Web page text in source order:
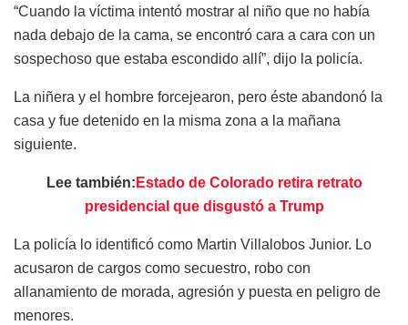
“Cuando la víctima intentó mostrar al niño que no había
nada debajo de la cama, se encontró cara a cara con un
sospechoso que estaba escondido allí”, dijo la policía.
La niñera y el hombre forcejearon, pero éste abandonó la
casa y fue detenido en la misma zona a la mañana
siguiente.
Lee también: Estado de Colorado retira retrato
presidencial que disgustó a Trump
La policía lo identificó como Martin Villalobos Junior. Lo
acusaron de cargos como secuestro, robo con
allanamiento de morada, agresión y puesta en peligro de
menores.